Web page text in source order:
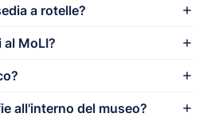
a rotelle?
MoLI?
all'interno del museo?